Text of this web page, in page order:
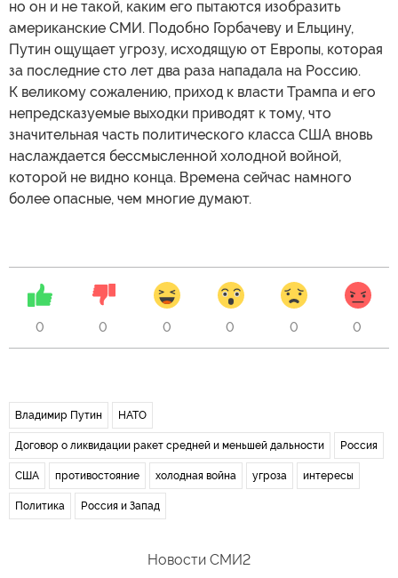
но он и не такой, каким его пытаются изобразить
американские СМИ. Подобно Горбачеву и Ельцину,
Путин ощущает угрозу, исходящую от Европы, которая
за последние сто лет два раза нападала на Россию.
К великому сожалению, приход к власти Трампа и его
непредсказуемые выходки приводят к тому, что
значительная часть политического класса США вновь
наслаждается бессмысленной холодной войной,
которой не видно конца. Времена сейчас намного
более опасные, чем многие думают.
0 0 0 0 0 0
Владимир Путин НАТО
Договор о ликвидации ракет средней и меньшей дальности Россия
США противостояние холодная война угроза интересы
Политика Россия и Запад
Новости СМИ2